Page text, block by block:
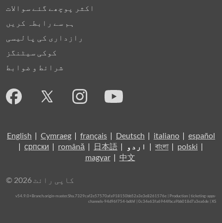
اکثر پوچھے گئے سوالات
ہم سے رابطہ کریں
رازداری کی پالیسی
کوکی سیٹنگز
شرائط و ضوابط
English | Cymraeg | français | Deutsch | italiano | español
| српски | română | 日本語 | اردو | বাংলা| polski |
magyar| 中文
© کاپی رائٹ 2026
v54.9.0+Branch.origin-master.Sha.7329caf2e57570afa918150bb52a3e3e8261576e | Production | ticketing-apps-
channels-94d96f754-bdthf | 0c34e63fa6944fbca9bb018d7a3ea6de | XS